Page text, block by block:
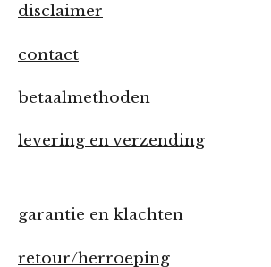
disclaimer
contact
betaalmethoden
levering en verzending
garantie en klachten
retour/herroeping